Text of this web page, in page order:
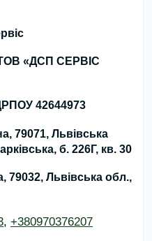
«ДСП СЕРВІС
42644973
79071, Львівська
б. 226Г, кв. 30
79032, Львівська обл.,
, +380970376207